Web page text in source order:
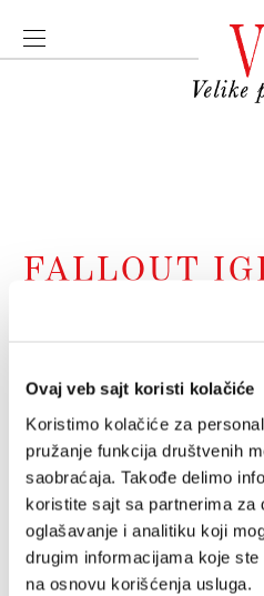
Ovaj veb sajt koristi kolačiće
Koristimo kolačiće za
pružanje funkcija društvenih
saobraćaja. Takođe delimo
koristite sajt sa partnerima za
oglašavanje i analitiku koji
drugim informacijama koje
na osnovu korišćenja usluga.
FALLOUT
"Fallout" je serija
SLOBODAN
Fallout je
Serija Fallout je kao
(quest) koje je svaki
STEFAN ĐUKIĆ